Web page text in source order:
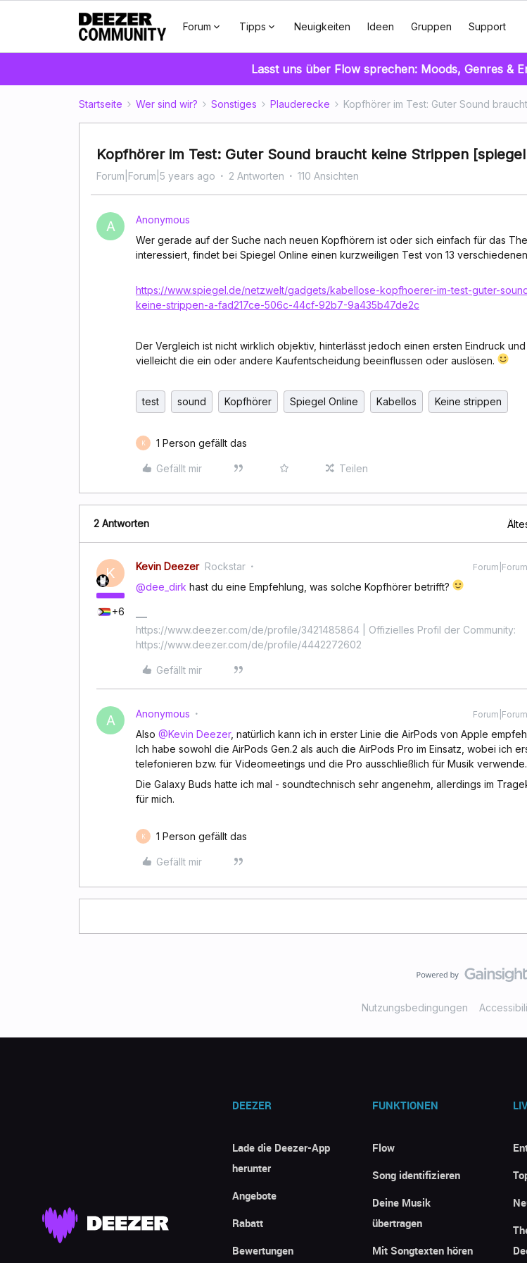
Forum Tipps Neuigkeiten Ideen Gruppen Support
Lasst uns über Flow sprechen: Moods, Genres &
Startseite Wer sind wir? Sonstiges Plauderecke Kopfhörer im Test: Guter Sound
Kopfhörer im Test: Guter Sound braucht keine Strippen
Forum|Forum|5 years ago 2 Antworten 110 Ansichten
A
Anonymous
Wer gerade auf der Suche nach neuen Kopfhörern ist oder sich einfach für das
interessiert, findet bei Spiegel Online einen kurzweiligen Test von 13
https://www.spiegel.de/netzwelt/gadgets/kabellose-kopfhoerer-im-test-guter-
keine-strippen-a-fad217ce-506c-44cf-92b7-9a435b47de2c
Der Vergleich ist nicht wirklich objektiv, hinterlässt jedoch einen ersten Eindruck
vielleicht die ein oder andere Kaufentscheidung beeinflussen oder auslösen.
test sound Kopfhörer Spiegel Online Kabellos Keine strippen
K 1 Person gefällt das
Gefällt mir Teilen
2 Antworten
K
+6
Kevin Deezer Rockstar
@dee_dirk hast du eine Empfehlung, was solche Kopfhörer betrifft?
https://www.deezer.com/de/profile/3421485864 | Offizielles Profil der Community:
https://www.deezer.com/de/profile/4442272602
Gefällt mir
A Anonymous
Also @Kevin Deezer, natürlich kann ich in erster Linie die AirPods von Apple
Ich habe sowohl die AirPods Gen.2 als auch die AirPods Pro im Einsatz, wobei ich
telefonieren bzw. für Videomeetings und die Pro ausschließlich für Musik verwende.
Die Galaxy Buds hatte ich mal - soundtechnisch sehr angenehm, allerdings im
für mich.
K 1 Person gefällt das
Gefällt mir
Nutzungsbedingungen
DEEZER
Lade die Deezer-App
herunter
Angebote
Rabatt
Bewertungen
FUNKTIONEN
Flow
Song identifizieren
Deine Musik
übertragen
Mit Songtexten hören